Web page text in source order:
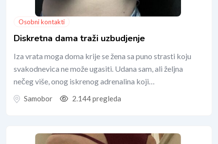
Osobni kontakti
Diskretna dama traži uzbudjenje
Iza vrata moga doma krije se žena sa puno strasti koju
svakodnevica ne može ugasiti. Udana sam, ali željna
nečeg više, onog iskrenog adrenalina koji…
Samobor 2.144 pregleda